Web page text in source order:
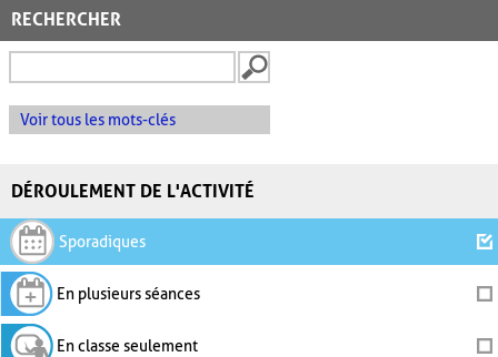
RECHERCHER
Voir tous les mots-clés
DÉROULEMENT DE L'ACTIVITÉ
Sporadiques
En plusieurs séances
En classe seulement